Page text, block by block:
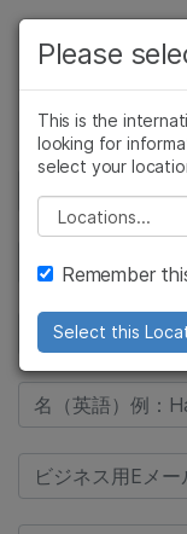
ソリューション
ラーニング
企業情報
サポート
お気に入りの分野
Please
This is the
looking for
select your
Please select
Remember
Select this
がん研究
農学研究